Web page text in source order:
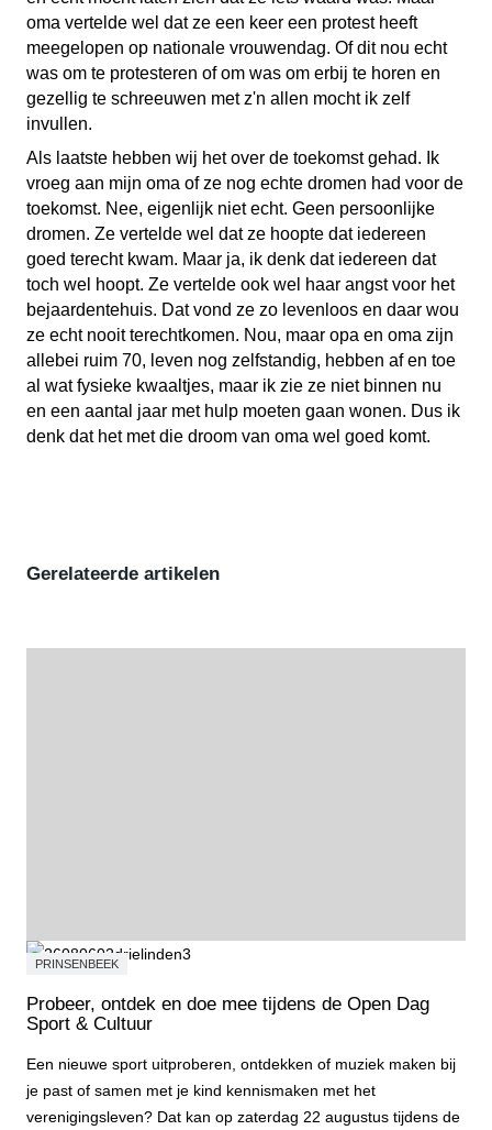
oma vertelde wel dat ze een keer een protest heeft
meegelopen op nationale vrouwendag. Of dit nou echt
was om te protesteren of om was om erbij te horen en
gezellig te schreeuwen met z'n allen mocht ik zelf
invullen.
Als laatste hebben wij het over de toekomst gehad. Ik
vroeg aan mijn oma of ze nog echte dromen had voor de
toekomst. Nee, eigenlijk niet echt. Geen persoonlijke
dromen. Ze vertelde wel dat ze hoopte dat iedereen
goed terecht kwam. Maar ja, ik denk dat iedereen dat
toch wel hoopt. Ze vertelde ook wel haar angst voor het
bejaardentehuis. Dat vond ze zo levenloos en daar wou
ze echt nooit terechtkomen. Nou, maar opa en oma zijn
allebei ruim 70, leven nog zelfstandig, hebben af en toe
al wat fysieke kwaaltjes, maar ik zie ze niet binnen nu
en een aantal jaar met hulp moeten gaan wonen. Dus ik
denk dat het met die droom van oma wel goed komt.
Gerelateerde artikelen
PRINSENBEEK
Probeer, ontdek en doe mee tijdens de Open Dag
Sport & Cultuur
Een nieuwe sport uitproberen, ontdekken of muziek maken bij
je past of samen met je kind kennismaken met het
verenigingsleven? Dat kan op zaterdag 22 augustus tijdens de